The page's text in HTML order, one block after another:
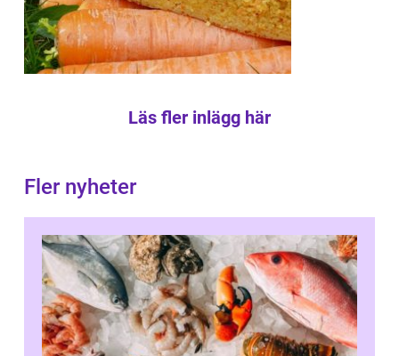
Läs fler inlägg här
Fler nyheter